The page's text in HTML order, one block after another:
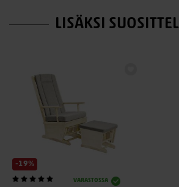
LISÄKSI
-19%
VARASTOSSA